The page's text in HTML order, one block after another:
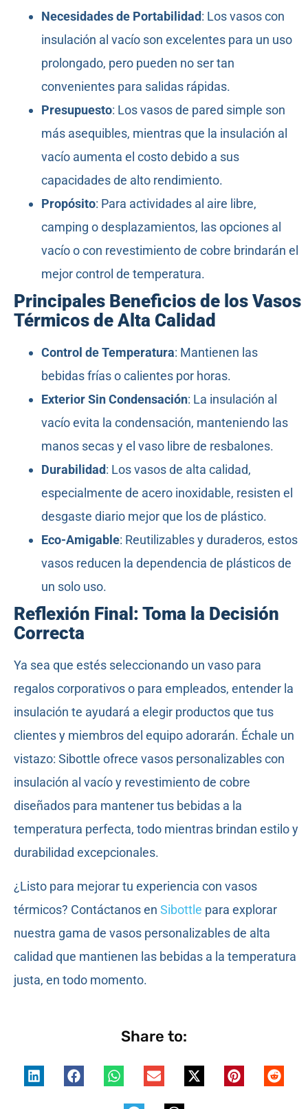
Necesidades de Portabilidad: Los vasos con
insulación al vacío son excelentes para un uso
prolongado, pero pueden no ser tan
convenientes para salidas rápidas.
Presupuesto: Los vasos de pared simple son
más asequibles, mientras que la insulación al
vacío aumenta el costo debido a sus
capacidades de alto rendimiento.
Propósito: Para actividades al aire libre,
camping o desplazamientos, las opciones al
vacío o con revestimiento de cobre brindarán el
mejor control de temperatura.
Principales Beneficios de los Vasos
Térmicos de Alta Calidad
Control de Temperatura: Mantienen las
bebidas frías o calientes por horas.
Exterior Sin Condensación: La insulación al
vacío evita la condensación, manteniendo las
manos secas y el vaso libre de resbalones.
Durabilidad: Los vasos de alta calidad,
especialmente de acero inoxidable, resisten el
desgaste diario mejor que los de plástico.
Eco-Amigable: Reutilizables y duraderos, estos
vasos reducen la dependencia de plásticos de
un solo uso.
Reflexión Final: Toma la Decisión
Correcta
Ya sea que estés seleccionando un vaso para
regalos corporativos o para empleados, entender la
insulación te ayudará a elegir productos que tus
clientes y miembros del equipo adorarán. Échale un
vistazo: Sibottle ofrece vasos personalizables con
insulación al vacío y revestimiento de cobre
diseñados para mantener tus bebidas a la
temperatura perfecta, todo mientras brindan estilo y
durabilidad excepcionales.
¿Listo para mejorar tu experiencia con vasos
térmicos? Contáctanos en Sibottle para explorar
nuestra gama de vasos personalizables de alta
calidad que mantienen las bebidas a la temperatura
justa, en todo momento.
Share to: